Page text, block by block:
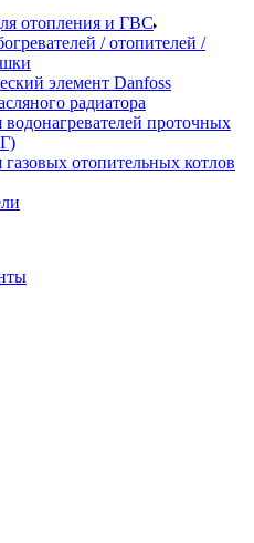
отопления и ГВС
/ отопителей /
элемент Danfoss
радиатора
водонагревателей проточных
газовых отопительных котлов